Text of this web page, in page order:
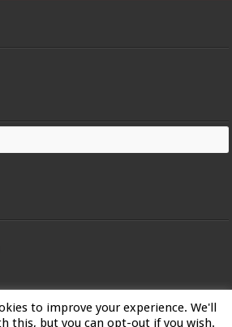
| Designed bykokkina.gr
to improve your experience. We'll
this, but you can opt-out if you wish.